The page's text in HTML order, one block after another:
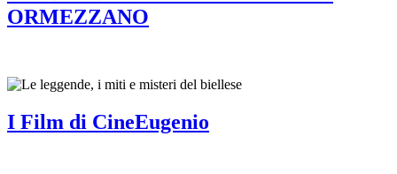
ORMEZZANO
I Film di CineEugenio